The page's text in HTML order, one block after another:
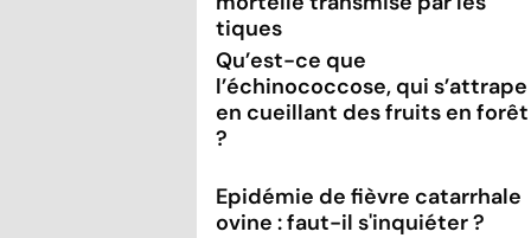
tiques
Qu’est-ce que
l’échinococcose, qui s’attrape
en cueillant des fruits en forêt
?
Epidémie de fièvre catarrhale
ovine : faut-il s'inquiéter ?